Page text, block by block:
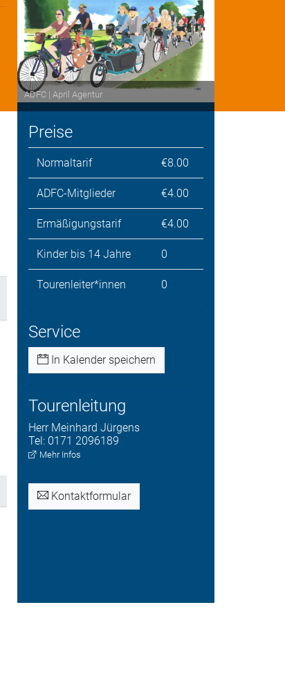
ADFC | April Agentur
Preise
Normaltarif €8.00
ADFC-Mitglieder €4.00
Ermäßigungstarif €4.00
Kinder bis 14 Jahre 0
Tourenleiter*innen 0
Service
In Kalender speichern
Tourenleitung
Herr Meinhard Jürgens
Tel: 0171 2096189
Mehr Infos
Kontaktformular